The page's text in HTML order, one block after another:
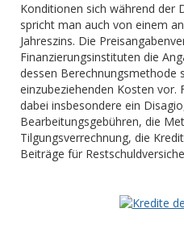
Konditionen sich während der
spricht man auch von einem
Jahreszins. Die
Finanzierungsinstituten die
dessen Berechnungsmethode
einzubeziehenden Kosten vor.
dabei insbesondere ein
Bearbeitungsgebühren, die
Tilgungsverrechnung, die
Beiträge für